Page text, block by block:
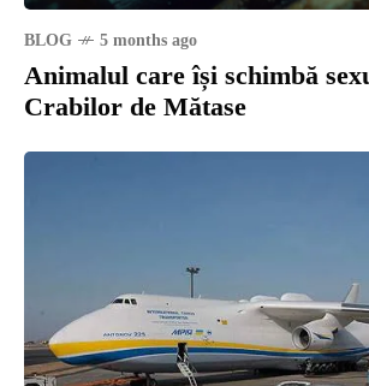
BLOG 5 months ago
Animalul care își schimbă
Crabilor de Mătase